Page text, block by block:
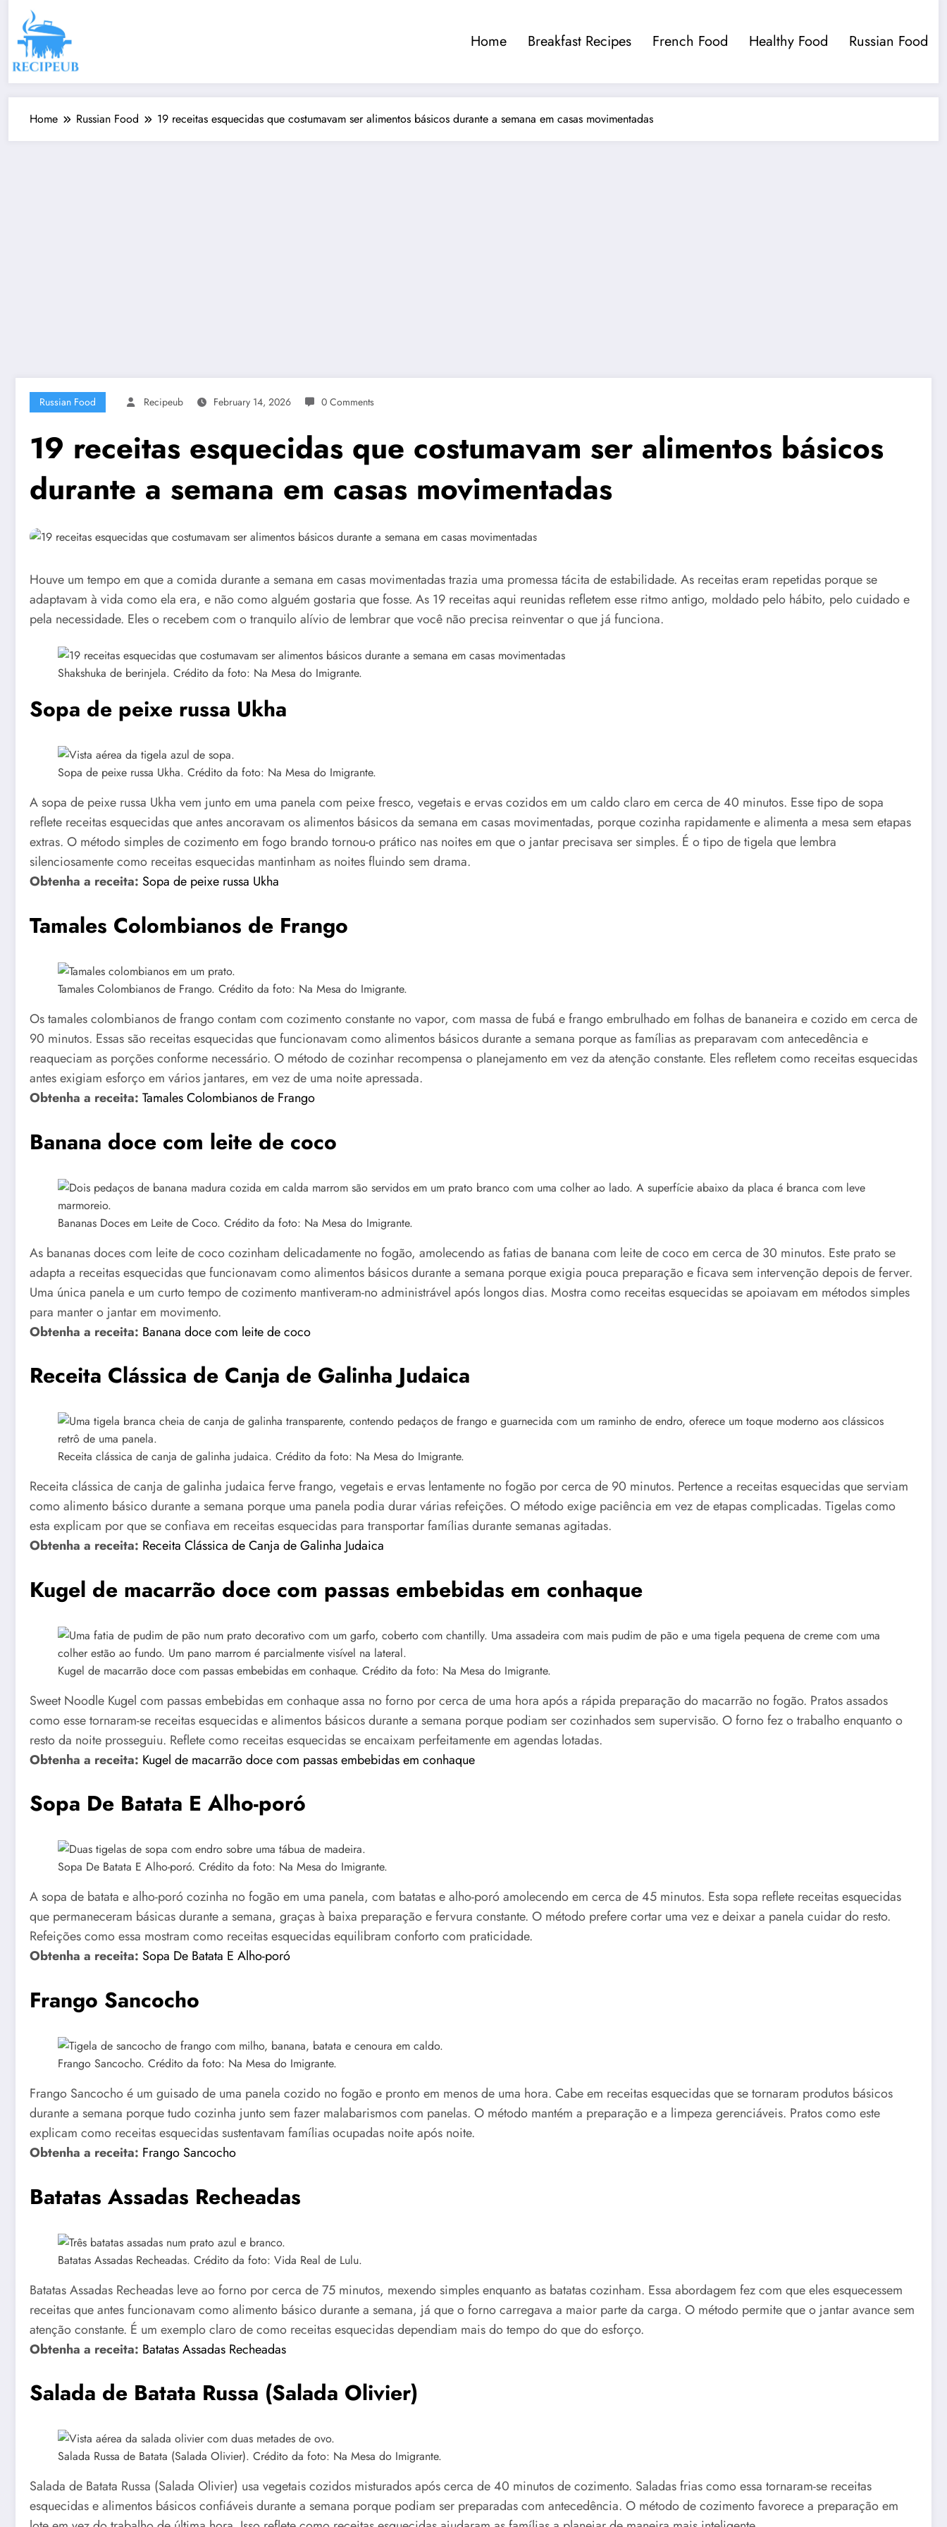
content
Home Breakfast Recipes French Food Healthy Food Russian Food
Home Russian Food 19 receitas esquecidas que costumavam ser alimentos básicos durante a semana em casas movimentadas
Russian Food Recipeub February 14, 2026 0 Comments
19 receitas esquecidas que costumavam ser alimentos básicos
durante a semana em casas movimentadas
Houve um tempo em que a comida durante a semana em casas movimentadas trazia uma promessa tácita de estabilidade. As receitas eram repetidas porque se
adaptavam à vida como ela era, e não como alguém gostaria que fosse. As 19 receitas aqui reunidas refletem esse ritmo antigo, moldado pelo hábito, pelo cuidado e
pela necessidade. Eles o recebem com o tranquilo alívio de lembrar que você não precisa reinventar o que já funciona.
Shakshuka de berinjela. Crédito da foto: Na Mesa do Imigrante.
Sopa de peixe russa Ukha
Sopa de peixe russa Ukha. Crédito da foto: Na Mesa do Imigrante.
A sopa de peixe russa Ukha vem junto em uma panela com peixe fresco, vegetais e ervas cozidos em um caldo claro em cerca de 40 minutos. Esse tipo de sopa
reflete receitas esquecidas que antes ancoravam os alimentos básicos da semana em casas movimentadas, porque cozinha rapidamente e alimenta a mesa sem etapas
extras. O método simples de cozimento em fogo brando tornou-o prático nas noites em que o jantar precisava ser simples. É o tipo de tigela que lembra
silenciosamente como receitas esquecidas mantinham as noites fluindo sem drama.
Obtenha a receita: Sopa de peixe russa Ukha
Tamales Colombianos de Frango
Tamales Colombianos de Frango. Crédito da foto: Na Mesa do Imigrante.
Os tamales colombianos de frango contam com cozimento constante no vapor, com massa de fubá e frango embrulhado em folhas de bananeira e cozido em cerca de
90 minutos. Essas são receitas esquecidas que funcionavam como alimentos básicos durante a semana porque as famílias as preparavam com antecedência e
reaqueciam as porções conforme necessário. O método de cozinhar recompensa o planejamento em vez da atenção constante. Eles refletem como receitas esquecidas
antes exigiam esforço em vários jantares, em vez de uma noite apressada.
Obtenha a receita: Tamales Colombianos de Frango
Banana doce com leite de coco
Bananas Doces em Leite de Coco. Crédito da foto: Na Mesa do Imigrante.
As bananas doces com leite de coco cozinham delicadamente no fogão, amolecendo as fatias de banana com leite de coco em cerca de 30 minutos. Este prato se
adapta a receitas esquecidas que funcionavam como alimentos básicos durante a semana porque exigia pouca preparação e ficava sem intervenção depois de ferver.
Uma única panela e um curto tempo de cozimento mantiveram-no administrável após longos dias. Mostra como receitas esquecidas se apoiavam em métodos simples
para manter o jantar em movimento.
Obtenha a receita: Banana doce com leite de coco
Receita Clássica de Canja de Galinha Judaica
Receita clássica de canja de galinha judaica. Crédito da foto: Na Mesa do Imigrante.
Receita clássica de canja de galinha judaica ferve frango, vegetais e ervas lentamente no fogão por cerca de 90 minutos. Pertence a receitas esquecidas que serviam
como alimento básico durante a semana porque uma panela podia durar várias refeições. O método exige paciência em vez de etapas complicadas. Tigelas como
esta explicam por que se confiava em receitas esquecidas para transportar famílias durante semanas agitadas.
Obtenha a receita: Receita Clássica de Canja de Galinha Judaica
Kugel de macarrão doce com passas embebidas em conhaque
Kugel de macarrão doce com passas embebidas em conhaque. Crédito da foto: Na Mesa do Imigrante.
Sweet Noodle Kugel com passas embebidas em conhaque assa no forno por cerca de uma hora após a rápida preparação do macarrão no fogão. Pratos assados ​​
como esse tornaram-se receitas esquecidas e alimentos básicos durante a semana porque podiam ser cozinhados sem supervisão. O forno fez o trabalho enquanto o
resto da noite prosseguiu. Reflete como receitas esquecidas se encaixam perfeitamente em agendas lotadas.
Obtenha a receita: Kugel de macarrão doce com passas embebidas em conhaque
Sopa De Batata E Alho-poró
Sopa De Batata E Alho-poró. Crédito da foto: Na Mesa do Imigrante.
A sopa de batata e alho-poró cozinha no fogão em uma panela, com batatas e alho-poró amolecendo em cerca de 45 minutos. Esta sopa reflete receitas esquecidas
que permaneceram básicas durante a semana, graças à baixa preparação e fervura constante. O método prefere cortar uma vez e deixar a panela cuidar do resto.
Refeições como essa mostram como receitas esquecidas equilibram conforto com praticidade.
Obtenha a receita: Sopa De Batata E Alho-poró
Frango Sancocho
Frango Sancocho. Crédito da foto: Na Mesa do Imigrante.
Frango Sancocho é um guisado de uma panela cozido no fogão e pronto em menos de uma hora. Cabe em receitas esquecidas que se tornaram produtos básicos
durante a semana porque tudo cozinha junto sem fazer malabarismos com panelas. O método mantém a preparação e a limpeza gerenciáveis. Pratos como este
explicam como receitas esquecidas sustentavam famílias ocupadas noite após noite.
Obtenha a receita: Frango Sancocho
Batatas Assadas Recheadas
Batatas Assadas Recheadas. Crédito da foto: Vida Real de Lulu.
Batatas Assadas Recheadas leve ao forno por cerca de 75 minutos, mexendo simples enquanto as batatas cozinham. Essa abordagem fez com que eles esquecessem
receitas que antes funcionavam como alimento básico durante a semana, já que o forno carregava a maior parte da carga. O método permite que o jantar avance sem
atenção constante. É um exemplo claro de como receitas esquecidas dependiam mais do tempo do que do esforço.
Obtenha a receita: Batatas Assadas Recheadas
Salada de Batata Russa (Salada Olivier)
Salada Russa de Batata (Salada Olivier). Crédito da foto: Na Mesa do Imigrante.
Salada de Batata Russa (Salada Olivier) usa vegetais cozidos misturados após cerca de 40 minutos de cozimento. Saladas frias como essa tornaram-se receitas
esquecidas e alimentos básicos confiáveis ​​durante a semana porque podiam ser preparadas com antecedência. O método de cozimento favorece a preparação em